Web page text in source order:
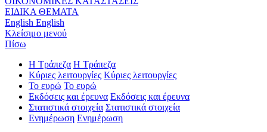
ΕΙΔΙΚΑ ΘΕΜΑΤΑ
English English
Κλείσιμο μενού
Πίσω
Η Τράπεζα Η Τράπεζα
Κύριες λειτουργίες Κύριες λειτουργίες
Το ευρώ Το ευρώ
Εκδόσεις και έρευνα Εκδόσεις και έρευνα
Στατιστικά στοιχεία Στατιστικά στοιχεία
Ενημέρωση Ενημέρωση